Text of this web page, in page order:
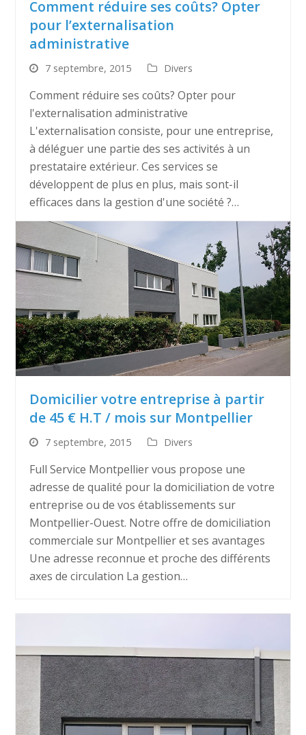
Comment réduire ses coûts? Opter
pour l’externalisation
administrative
7 septembre, 2015 Divers
Comment réduire ses coûts? Opter pour
l'externalisation administrative
L'externalisation consiste, pour une entreprise,
à déléguer une partie des ses activités à un
prestataire extérieur. Ces services se
développent de plus en plus, mais sont-il
efficaces dans la gestion d'une société ?…
Domicilier votre entreprise à partir
de 45 € H.T / mois sur Montpellier
7 septembre, 2015 Divers
Full Service Montpellier vous propose une
adresse de qualité pour la domiciliation de votre
entreprise ou de vos établissements sur
Montpellier-Ouest. Notre offre de domiciliation
commerciale sur Montpellier et ses avantages
Une adresse reconnue et proche des différents
axes de circulation La gestion…